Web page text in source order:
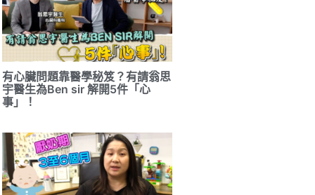
有心臟問題靠醫學秘笈？有請翁思
宇醫生為Ben sir 解開5件「心
事」！